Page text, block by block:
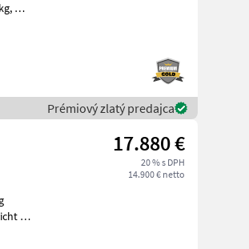
Prémiový zlatý predajca
17.880 €
20 % s DPH
14.900 € netto